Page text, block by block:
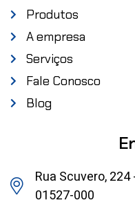
Produtos
A empresa
Serviços
Fale Conosco
Blog
Rua Scuvero,
01527-000